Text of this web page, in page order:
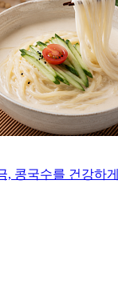
, 콩국수를 건강하